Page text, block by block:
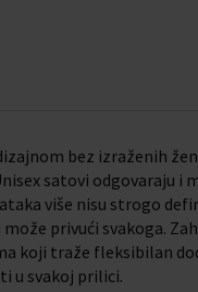
bez izraženih
satovi odgovaraju i
više nisu strogo
privući svakoga.
koji traže fleksibilan
u svakoj prilici.